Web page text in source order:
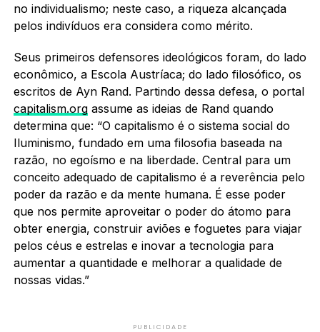
no individualismo; neste caso, a riqueza alcançada
pelos indivíduos era considera como mérito.
Seus primeiros defensores ideológicos foram, do lado
econômico, a Escola Austríaca; do lado filosófico, os
escritos de Ayn Rand. Partindo dessa defesa, o portal
capitalism.orgassume as ideias de Rand quando
determina que: “O capitalismo é o sistema social do
Iluminismo, fundado em uma filosofia baseada na
razão, no egoísmo e na liberdade. Central para um
conceito adequado de capitalismo é a reverência pelo
poder da razão e da mente humana. É esse poder
que nos permite aproveitar o poder do átomo para
obter energia, construir aviões e foguetes para viajar
pelos céus e estrelas e inovar a tecnologia para
aumentar a quantidade e melhorar a qualidade de
nossas vidas.”
PUBLICIDADE